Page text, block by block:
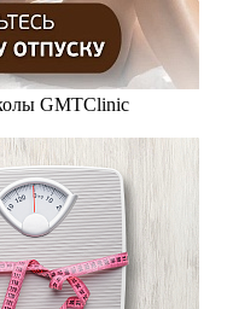
GMTClinic